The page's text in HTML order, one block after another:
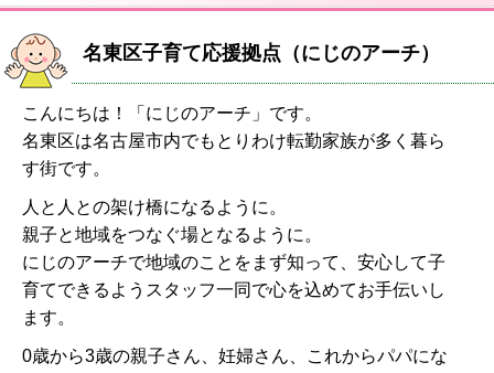
名東区子育て応援拠点（にじのアーチ）
こんにちは！「にじのアーチ」です。
名東区は名古屋市内でもとりわけ転勤家族が多く暮ら
す街です。
人と人との架け橋になるように。
親子と地域をつなぐ場となるように。
にじのアーチで地域のことをまず知って、安心して子
育てできるようスタッフ一同で心を込めてお手伝いし
ます。
0歳から3歳の親子さん、妊婦さん、これからパパにな